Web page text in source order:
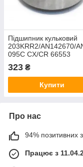
Підшипник кульковий
203KRR2/AN142670/
095C CX/CR 66553
323 ₴
Купити
Про нас
94% позитивних з
Працює з